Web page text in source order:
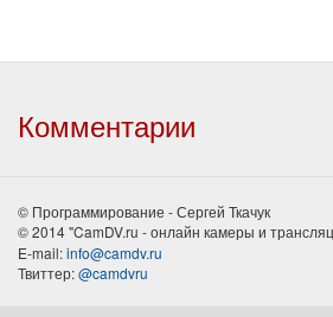
Комментарии
© Программирование - Сергей Ткачук
© 2014 "CamDV.ru - онлайн камеры и
E-mail:info@camdv.ru
Твиттер:@camdvru